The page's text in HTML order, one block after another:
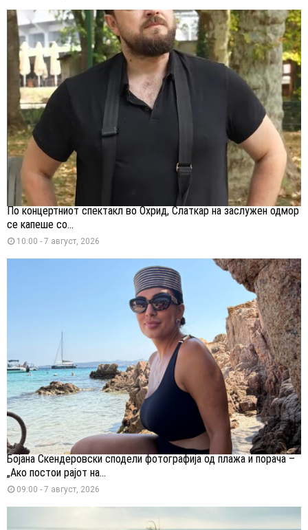
По концертниот спектакл во Охрид, Слаткар на заслужен одмор
се капеше со...
10:00 - 7 август, 2026
Бојана Скендеровски сподели фотографија од плажа и порача –
„Ако постои рајот на...
09:00 - 7 август, 2026